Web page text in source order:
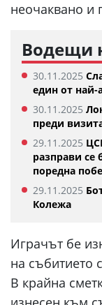
неочаквано и
Водещи
30.11.2025
един от най-
30.11.2025
преди
29.11.2025
разправи се
поредна
29.11.2025
Колежа
Играчът бе
на събитието
В крайна